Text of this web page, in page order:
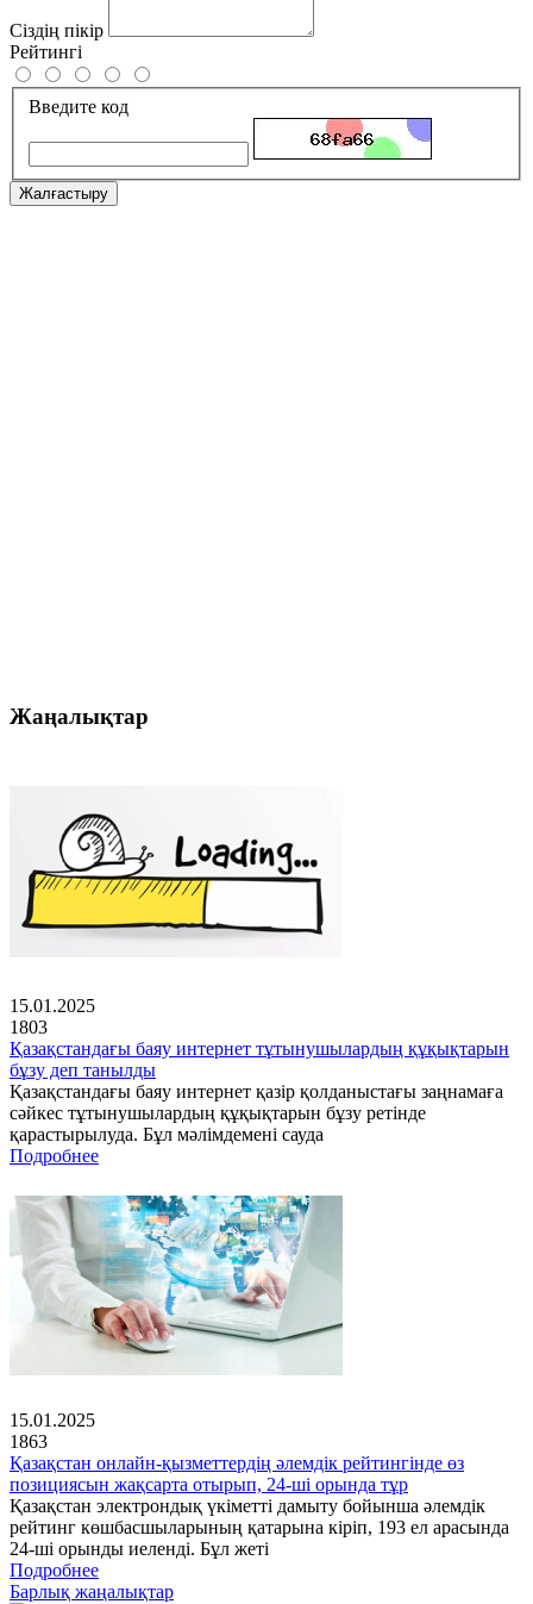
Сіздің пікір
Рейтингі
Введите код
Жалғастыру
Жаңалықтар
15.01.2025
1803
Қазақстандағы баяу интернет тұтынушылардың құқықтарын
бұзу деп танылды
Қазақстандағы баяу интернет қазір қолданыстағы заңнамаға
сәйкес тұтынушылардың құқықтарын бұзу ретінде
қарастырылуда. Бұл мәлімдемені сауда
Подробнее
15.01.2025
1863
Қазақстан онлайн-қызметтердің әлемдік рейтингінде өз
позициясын жақсарта отырып, 24-ші орында тұр
Қазақстан электрондық үкіметті дамыту бойынша әлемдік
рейтинг көшбасшыларының қатарына кіріп, 193 ел арасында
24-ші орынды иеленді. Бұл жеті
Подробнее
Барлық жаңалықтар